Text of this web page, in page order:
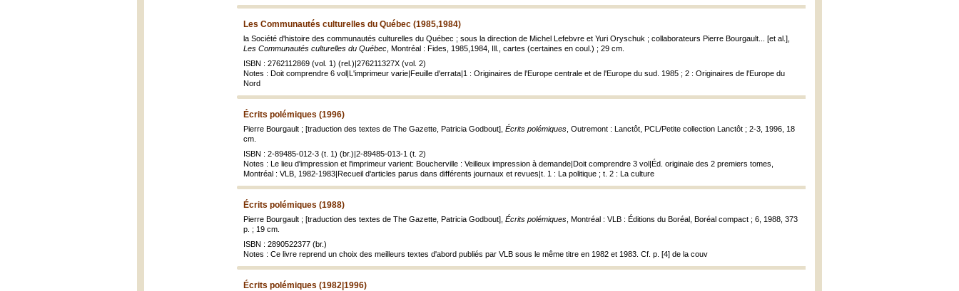
Les Communautés culturelles du Québec (1985,1984)
la Société d'histoire des communautés culturelles du Québec ; sous la direction de Michel Lefebvre et Yuri Oryschuk ; collaborateurs Pierre Bourgault... [et al.],
Les Communautés culturelles du Québec , Montréal : Fides, 1985,1984, Ill., cartes (certaines en coul.) ; 29 cm.
ISBN : 2762112869 (vol. 1) (rel.)|276211327X (vol. 2)
Notes : Doit comprendre 6 vol|L'imprimeur varie|Feuille d'errata|1 : Originaires de l'Europe centrale et de l'Europe du sud. 1985 ; 2 : Originaires de l'Europe du
Nord
Écrits polémiques (1996)
Pierre Bourgault ; [traduction des textes de The Gazette, Patricia Godbout], Écrits polémiques , Outremont : Lanctôt, PCL/Petite collection Lanctôt ; 2-3, 1996, 18
cm.
ISBN : 2-89485-012-3 (t. 1) (br.)|2-89485-013-1 (t. 2)
Notes : Le lieu d'impression et l'imprimeur varient: Boucherville : Veilleux impression à demande|Doit comprendre 3 vol|Éd. originale des 2 premiers tomes,
Montréal : VLB, 1982-1983|Recueil d'articles parus dans différents journaux et revues|t. 1 : La politique ; t. 2 : La culture
Écrits polémiques (1988)
Pierre Bourgault ; [traduction des textes de The Gazette, Patricia Godbout], Écrits polémiques , Montréal : VLB : Éditions du Boréal, Boréal compact ; 6, 1988, 373
p. ; 19 cm.
ISBN : 2890522377 (br.)
Notes : Ce livre reprend un choix des meilleurs textes d'abord publiés par VLB sous le même titre en 1982 et 1983. Cf. p. [4] de la couv
Écrits polémiques (1982|1996)